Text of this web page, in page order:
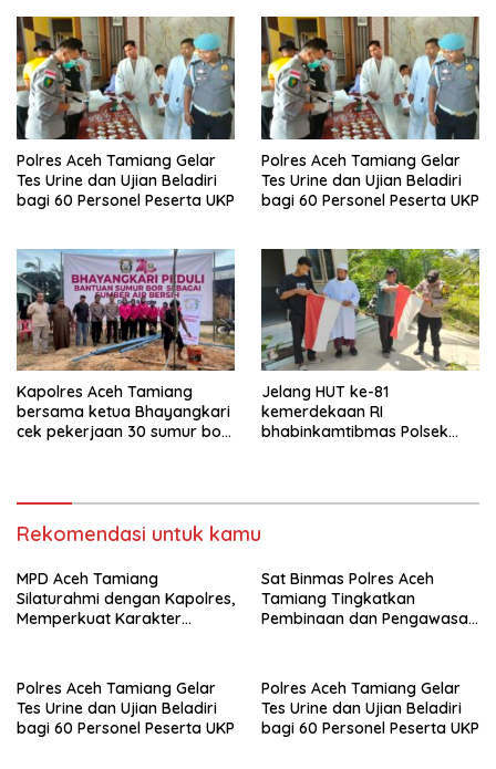
Polres Aceh Tamiang Gelar
Tes Urine dan Ujian Beladiri
bagi 60 Personel Peserta UKP
Polres Aceh Tamiang Gelar
Tes Urine dan Ujian Beladiri
bagi 60 Personel Peserta UKP
Kapolres Aceh Tamiang
bersama ketua Bhayangkari
cek pekerjaan 30 sumur bor
Jelang HUT ke-81
kemerdekaan RI
bhabinkamtibmas Polsek
Rekomendasi untuk kamu
MPD Aceh Tamiang
Silaturahmi dengan Kapolres,
Memperkuat Karakter
Sat Binmas Polres Aceh
Tamiang Tingkatkan
Pembinaan dan Pengawasan
Polres Aceh Tamiang Gelar
Tes Urine dan Ujian Beladiri
bagi 60 Personel Peserta UKP
Polres Aceh Tamiang Gelar
Tes Urine dan Ujian Beladiri
bagi 60 Personel Peserta UKP